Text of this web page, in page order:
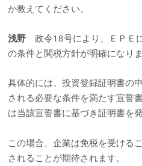
か教えてください。
浅野 政令18号により、ＥＰＥ
の条件と関税方針が明確になりま
具体的には、投資登録証明書の
される必要な条件を満たす宣誓
は当該宣誓書に基づき証明書を発
この場合、企業は免税を受ける
されることが期待されます。